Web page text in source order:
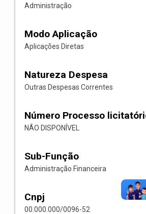
Administração
Modo Aplicação
Aplicações Diretas
Natureza Despesa
Outras Despesas Correntes
Número Processo
NÃO DISPONÍVEL
Sub-Função
Administração Financeira
Cnpj
00.000.000/0096-52